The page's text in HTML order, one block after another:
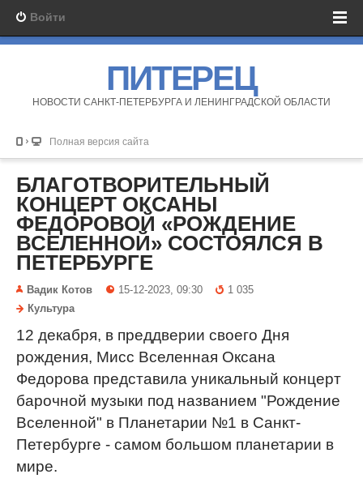
Войти
ПИТЕРЕЦ
НОВОСТИ САНКТ-ПЕТЕРБУРГА И ЛЕНИНГРАДСКОЙ ОБЛАСТИ
Полная версия сайта
БЛАГОТВОРИТЕЛЬНЫЙ
КОНЦЕРТ ОКСАНЫ
ФЕДОРОВОЙ «РОЖДЕНИЕ
ВСЕЛЕННОЙ» СОСТОЯЛСЯ В
ПЕТЕРБУРГЕ
Вадик Котов 15-12-2023, 09:30
1 035
Культура
12 декабря, в преддверии своего Дня
рождения, Мисс Вселенная Оксана
Федорова представила уникальный концерт
барочной музыки под названием "Рождение
Вселенной" в Планетарии №1 в Санкт-
Петербурге - самом большом планетарии в
мире.